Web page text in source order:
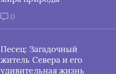
0
Песец: Загадочный
житель Севера и его
удивительная жизнь